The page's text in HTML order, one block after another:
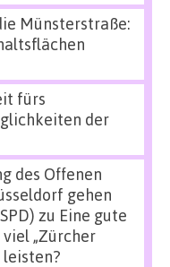
Münsterstraße:
fürs
der
des Offenen
gehen
zu Eine gute
„Zürcher
leisten?